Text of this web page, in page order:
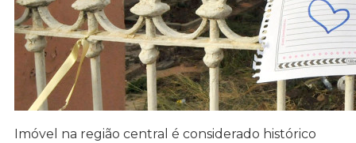
Imóvel na região central é considerado histórico